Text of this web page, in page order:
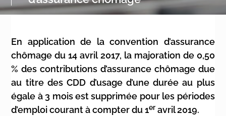
En application de la convention d’assurance
chômage du 14 avril 2017, la majoration de 0,50
% des contributions d’assurance chômage due
au titre des CDD d’usage d’une durée au plus
égale à 3 mois est supprimée pour les périodes
d’emploi courant à compter du 1er avril 2019.